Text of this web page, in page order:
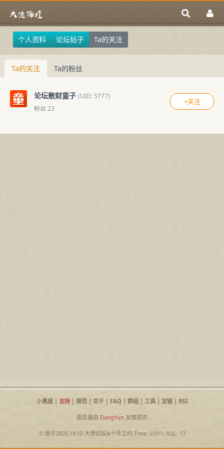
个人资料 论坛帖子 Ta的关注
Ta的关注 Ta的粉丝
论坛散财童子 (UID: 5777)
粉丝 23
+关注
小黑屋| 支持| 规范| 关于| FAQ| 群组| 工具| 友链| RSS
服务器由 DangYun 友情提供
© 始于2020.10.10 大佬论坛&十年之约Time: 0.011, SQL: 17